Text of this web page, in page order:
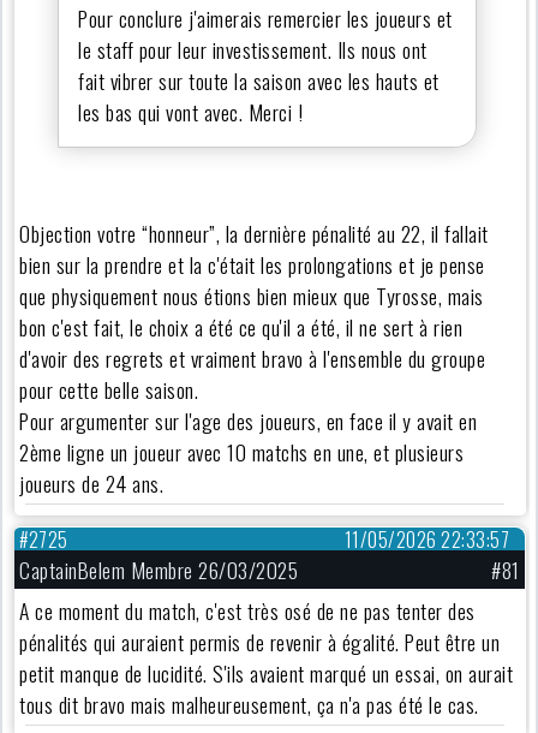
Pour conclure j'aimerais remercier les joueurs et
le staff pour leur investissement. Ils nous ont
fait vibrer sur toute la saison avec les hauts et
les bas qui vont avec. Merci !
Objection votre “honneur”, la dernière pénalité au 22, il fallait
bien sur la prendre et la c'était les prolongations et je pense
que physiquement nous étions bien mieux que Tyrosse, mais
bon c'est fait, le choix a été ce qu'il a été, il ne sert à rien
d'avoir des regrets et vraiment bravo à l'ensemble du groupe
pour cette belle saison.
Pour argumenter sur l'age des joueurs, en face il y avait en
2ème ligne un joueur avec 10 matchs en une, et plusieurs
joueurs de 24 ans.
11/05/2026 22:33:57
#2725
CaptainBelem Membre 26/03/2025
#81
A ce moment du match, c'est très osé de ne pas tenter des
pénalités qui auraient permis de revenir à égalité. Peut être un
petit manque de lucidité. S'ils avaient marqué un essai, on aurait
tous dit bravo mais malheureusement, ça n'a pas été le cas.